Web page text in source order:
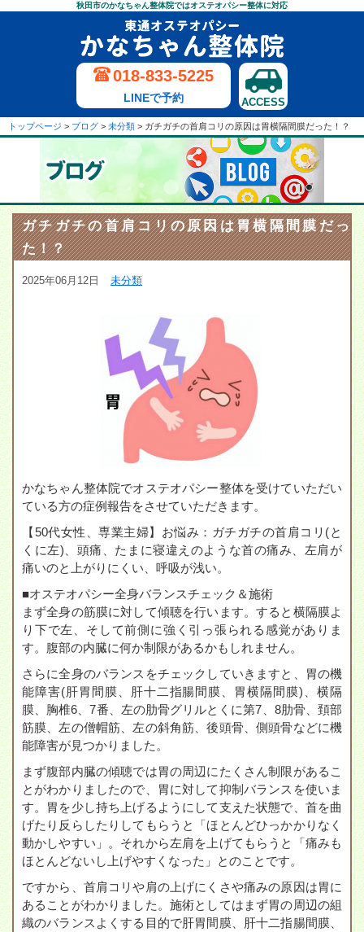
秋田市のかなちゃん整体院ではオステオパシー整体に対応
018-833-5225
LINEで予約 ACCESS
トップページ > ブログ > 未分類 > ガチガチの首肩コリの原因は胃横隔間膜だった！？
ガチガチの首肩コリの原因は胃横隔間膜だっ
た！？
2025年06月12日 未分類
かなちゃん整体院でオステオパシー整体を受けていただい
ている方の症例報告をさせていただきます。
【50代女性、専業主婦】お悩み：ガチガチの首肩コリ(と
くに左)、頭痛、たまに寝違えのような首の痛み、左肩が
痛いのと上がりにくい、呼吸が浅い。
■オステオパシー全身バランスチェック＆施術
まず全身の筋膜に対して傾聴を行います。すると横隔膜よ
り下で左、そして前側に強く引っ張られる感覚がありま
す。腹部の内臓に何か制限があるかもしれません。
さらに全身のバランスをチェックしていきますと、胃の機
能障害(肝胃間膜、肝十二指腸間膜、胃横隔間膜)、横隔
膜、胸椎6、7番、左の肋骨グリルとくに第7、8肋骨、頚部
筋膜、左の僧帽筋、左の斜角筋、後頭骨、側頭骨などに機
能障害が見つかりました。
まず腹部内臓の傾聴では胃の周辺にたくさん制限があるこ
とがわかりましたので、胃に対して抑制バランスを使いま
す。胃を少し持ち上げるようにして支えた状態で、首を曲
げたり反らしたりしてもらうと「ほとんどひっかかりなく
動かしやすい」。それから左肩を上げてもらうと「痛みも
ほとんどないし上げやすくなった」とのことです。
ですから、首肩コリや肩の上げにくさや痛みの原因は胃に
あることがわかりました。施術としてはまず胃の周辺の組
織のバランスよくする目的で肝胃間膜、肝十二指腸間膜、